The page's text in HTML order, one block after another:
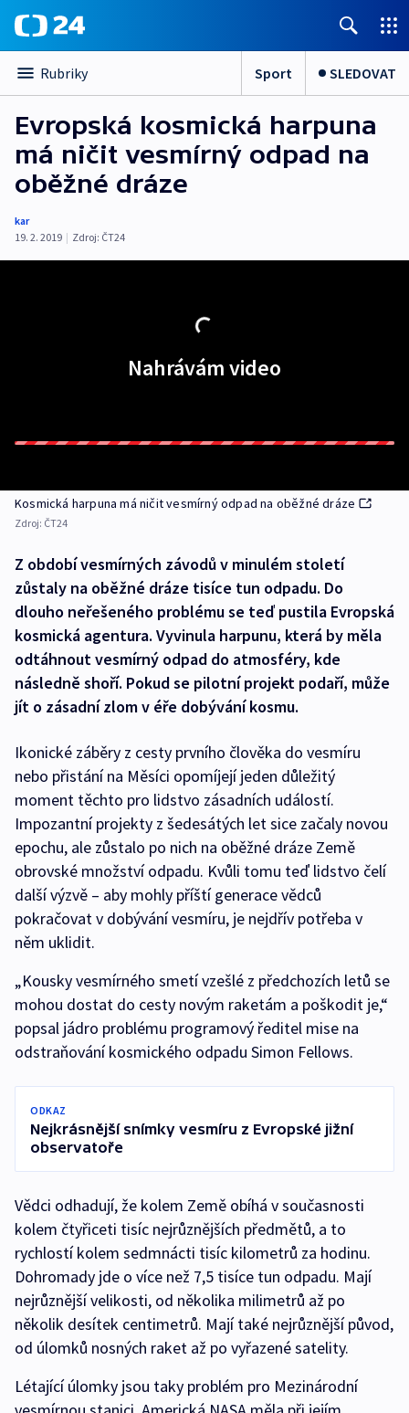
Rubriky Sport SLEDOVAT
Evropská kosmická harpuna
má ničit vesmírný odpad na
oběžné dráze
kar
19. 2. 2019 | Zdroj: ČT24
Nahrávám video
Kosmická harpuna má ničit vesmírný odpad na oběžné dráze
Zdroj: ČT24
Z období vesmírných závodů v minulém století
zůstaly na oběžné dráze tisíce tun odpadu. Do
dlouho neřešeného problému se teď pustila Evropská
kosmická agentura. Vyvinula harpunu, která by měla
odtáhnout vesmírný odpad do atmosféry, kde
následně shoří. Pokud se pilotní projekt podaří, může
jít o zásadní zlom v éře dobývání kosmu.
Ikonické záběry z cesty prvního člověka do vesmíru
nebo přistání na Měsíci opomíjejí jeden důležitý
moment těchto pro lidstvo zásadních událostí.
Impozantní projekty z šedesátých let sice začaly novou
epochu, ale zůstalo po nich na oběžné dráze Země
obrovské množství odpadu. Kvůli tomu teď lidstvo čelí
další výzvě – aby mohly příští generace vědců
pokračovat v dobývání vesmíru, je nejdřív potřeba v
něm uklidit.
„Kousky vesmírného smetí vzešlé z předchozích letů se
mohou dostat do cesty novým raketám a poškodit je,“
popsal jádro problému programový ředitel mise na
odstraňování kosmického odpadu Simon Fellows.
ODKAZ
Nejkrásnější snímky vesmíru z Evropské jižní
observatoře
Vědci odhadují, že kolem Země obíhá v současnosti
kolem čtyřiceti tisíc nejrůznějších předmětů, a to
rychlostí kolem sedmnácti tisíc kilometrů za hodinu.
Dohromady jde o více než 7,5 tisíce tun odpadu. Mají
nejrůznější velikosti, od několika milimetrů až po
několik desítek centimetrů. Mají také nejrůznější původ,
od úlomků nosných raket až po vyřazené satelity.
Létající úlomky jsou taky problém pro Mezinárodní